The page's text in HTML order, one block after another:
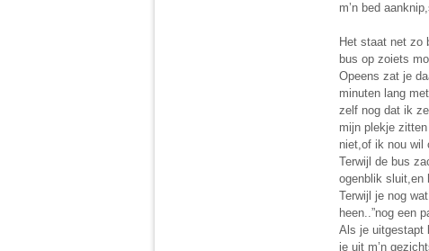
m’n bed
Het staat net zo
bus op zoiets
Opeens zat je
minuten lang
zelf nog dat ik
mijn plekje
niet,of ik nou
Terwijl de bus
ogenblik sluit,en
Terwijl je nog
heen..”nog een
Als je uitgestapt
je uit m’n